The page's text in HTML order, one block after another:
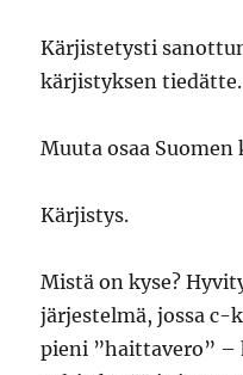
Kärjistetysti
kärjistyksen tiedätte.
Muuta osaa Suomen
Kärjistys.
Mistä on kyse?
järjestelmä, jossa c-
pieni ”haittavero” –